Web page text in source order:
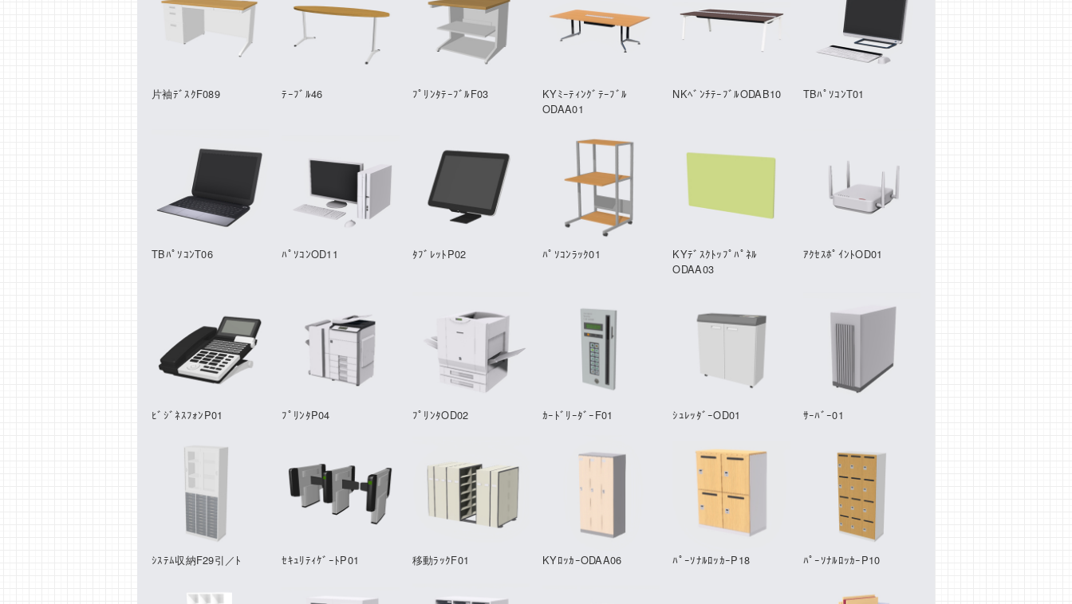
片袖ﾃﾞｽｸF089 ﾃｰﾌﾞﾙ46 ﾌﾟﾘﾝﾀﾃｰﾌﾞﾙF03
KYﾐｰﾃｨﾝｸﾞﾃｰﾌﾞﾙ
ODAA01
NKﾍﾞﾝﾁﾃｰﾌﾞﾙODAB10 TBﾊﾟｿｺﾝT01
TBﾊﾟｿｺﾝT06 ﾊﾟｿｺﾝOD11 ﾀﾌﾞﾚｯﾄP02 ﾊﾟｿｺﾝﾗｯｸ01
KYﾃﾞｽｸﾄｯﾌﾟﾊﾟﾈﾙ
ODAA03
ｱｸｾｽﾎﾟｲﾝﾄOD01
ﾋﾞｼﾞﾈｽﾌｫﾝP01 ﾌﾟﾘﾝﾀP04 ﾌﾟﾘﾝﾀOD02 ｶｰﾄﾞﾘｰﾀﾞｰF01 ｼｭﾚｯﾀﾞｰOD01 ｻｰﾊﾞｰ01
ｼｽﾃﾑ収納F29引／ﾄ ｾｷｭﾘﾃｨｹﾞｰﾄP01 移動ﾗｯｸF01 KYﾛｯｶｰODAA06 ﾊﾟｰｿﾅﾙﾛｯｶｰP18 ﾊﾟｰｿﾅﾙﾛｯｶｰP10